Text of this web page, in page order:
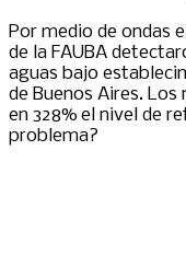
Por medio de ondas
de la FAUBA
aguas bajo
de Buenos Aires.
en 328% el nivel de
problema?